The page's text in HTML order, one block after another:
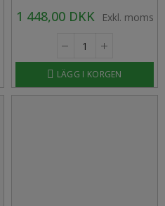
1 448,00 DKK Exkl. moms
LÄGG I KORGEN